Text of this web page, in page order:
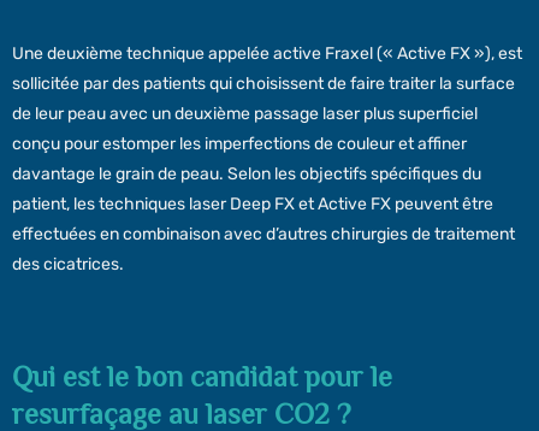
Une deuxième technique appelée active Fraxel (« Active FX »), est
sollicitée par des patients qui choisissent de faire traiter la surface
de leur peau avec un deuxième passage laser plus superficiel
conçu pour estomper les imperfections de couleur et affiner
davantage le grain de peau. Selon les objectifs spécifiques du
patient, les techniques laser Deep FX et Active FX peuvent être
effectuées en combinaison avec d’autres chirurgies de traitement
des cicatrices.
Qui est le bon candidat pour le
resurfaçage au laser CO2 ?